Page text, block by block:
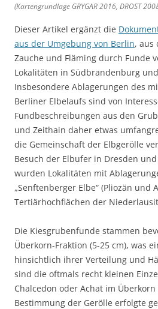
(Kartengrundlage GRYGAR 2016, DROST
Dieser Artikel ergänzt die
aus der Umgebung von Berlin, aus
Zauche und Fläming durch Funde
Lokalitäten in Südbrandenburg
Insbesondere Ablagerungen des
Berliner Elbelaufs sind von
Fundbeschreibungen aus den
und Zeithain daher etwas
die Gemeinschaft der Elbgerölle
Besuch der Elbufer in Dresden
wurden Lokalitäten mit
„Senftenberger Elbe“ (Pliozän und
Tertiärhochflächen der
Die Kiesgrubenfunde stammen
Überkorn-Fraktion (5-25 cm), was
hinsichtlich ihrer Verteilung und
sind die oftmals recht kleinen
Chalcedon oder Achat im
Bestimmung der Gerölle erfolgte